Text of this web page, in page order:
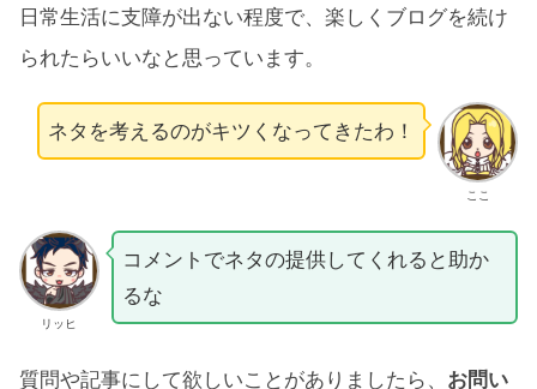
日常生活に支障が出ない程度で、楽しくブログを続け
られたらいいなと思っています。
ここ
ネタを考えるのがキツくなってきたわ！
リッヒ
コメントでネタの提供してくれると助か
るな
質問や記事にして欲しいことがありましたら、 お問い